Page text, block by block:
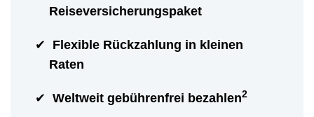
Reiseversicherungspaket
Flexible Rückzahlung in kleinen
Raten
Weltweit gebührenfrei bezahlen2